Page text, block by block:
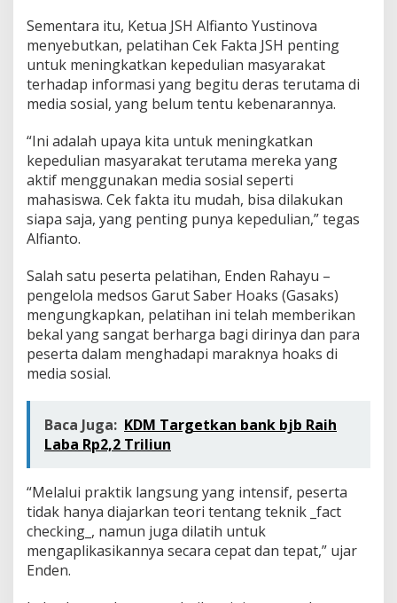
Sementara itu, Ketua JSH Alfianto Yustinova
menyebutkan, pelatihan Cek Fakta JSH penting
untuk meningkatkan kepedulian masyarakat
terhadap informasi yang begitu deras terutama di
media sosial, yang belum tentu kebenarannya.
“Ini adalah upaya kita untuk meningkatkan
kepedulian masyarakat terutama mereka yang
aktif menggunakan media sosial seperti
mahasiswa. Cek fakta itu mudah, bisa dilakukan
siapa saja, yang penting punya kepedulian,” tegas
Alfianto.
Salah satu peserta pelatihan, Enden Rahayu –
pengelola medsos Garut Saber Hoaks (Gasaks)
mengungkapkan, pelatihan ini telah memberikan
bekal yang sangat berharga bagi dirinya dan para
peserta dalam menghadapi maraknya hoaks di
media sosial.
Baca Juga: KDM Targetkan bank bjb Raih
Laba Rp2,2 Triliun
“Melalui praktik langsung yang intensif, peserta
tidak hanya diajarkan teori tentang teknik _fact
checking_, namun juga dilatih untuk
mengaplikasikannya secara cepat dan tepat,” ujar
Enden.